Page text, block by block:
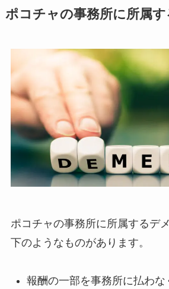
ポコチャの事務所に所属
ポコチャの事務所に所属するデ
下のようなものがあります。
報酬の一部を事務所に払わな